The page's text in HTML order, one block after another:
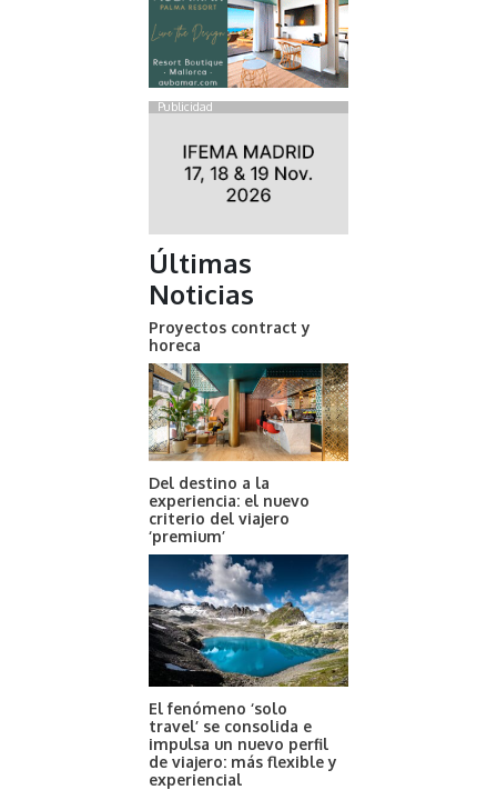
Publicidad
Últimas
Noticias
Proyectos contract y
horeca
Del destino a la
experiencia: el nuevo
criterio del viajero
‘premium’
El fenómeno ‘solo
travel’ se consolida e
impulsa un nuevo perfil
de viajero: más flexible y
experiencial